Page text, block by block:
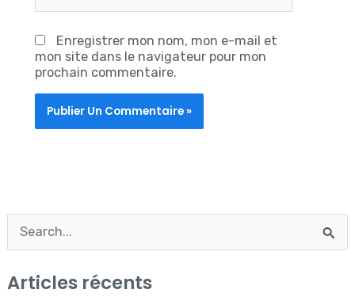
Enregistrer mon nom, mon e-mail et
mon site dans le navigateur pour mon
prochain commentaire.
c
Articles récents